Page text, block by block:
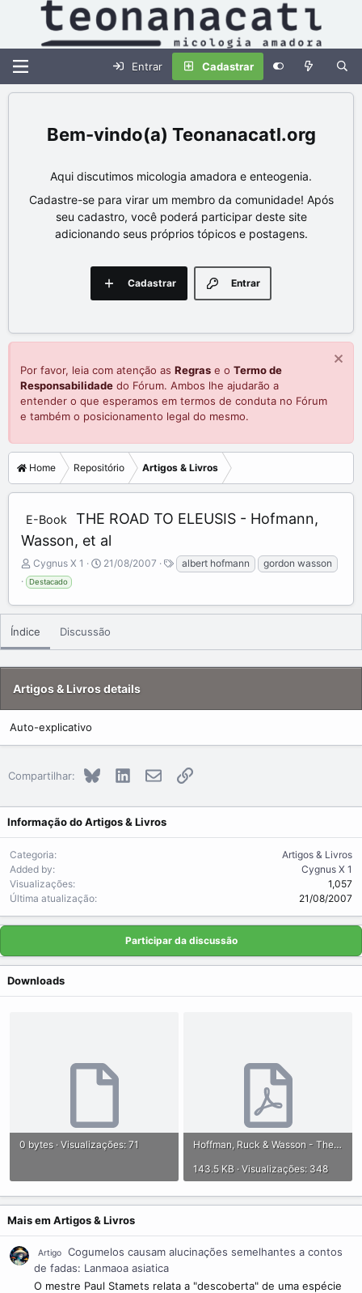
Entrar Cadastrar
Teonanacatl.org
Aqui discutimos micologia amadora e enteogenia.
Cadastre-se para virar um membro da comunidade! Após
seu cadastro, você poderá participar deste site
adicionando seus próprios tópicos e postagens.
Entrar
Cadastrar
Por favor, leia com atenção as Regras e o Termo de
Responsabilidade do Fórum. Ambos lhe ajudarão a
entender o que esperamos em termos de conduta no Fórum
e também o posicionamento legal do mesmo.
Home Repositório Artigos & Livros
E-Book
THE ROAD TO ELEUSIS - Hofmann,
Wasson, et al
A
d
d
e
b
y
Cygnus X 1
C
a
e
d
a
e
21/08/2007
T
a
s
albert hofmann gordon wasson
Destacado
Índice Discussão
Artigos & Livros details
Auto-explicativo
Compartilhar: Bluesky LinkedInE-mailLink
Informação do Artigos & Livros
Categoria
Artigos & Livros
Added by
Cygnus X 1
Visualizações
1,057
Última atualização
21/08/2007
Participar da discussão
Downloads
0 bytes · Visualizações: 71
Hoffman, Ruck & Wasson - The Road To Eleusis-Unveiling The Mysteries.pdf
143.5 KB · Visualizações: 348
Mais em Artigos & Livros
Artigo
Cogumelos causam alucinações semelhantes a contos
de fadas: Lanmaoa asiatica
O mestre Paul Stamets relata a "descoberta" de uma espécie